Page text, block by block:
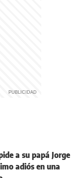
a su papá Jorge
adiós en una